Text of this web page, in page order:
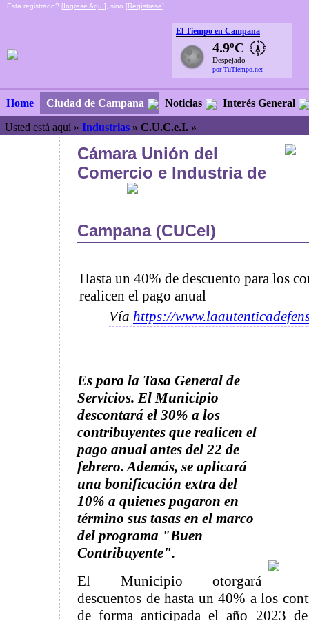
Está registrado? [Ingrese Aquí], sino [Regístrese]
El Tiempo en Campana
4.9ºC
Despejado
por TuTiempo.net
Home Ciudad de Campana Noticias Interés General
Usted está aquí » Industrias » C.U.C.e.I. »
Cámara Unión del
Comercio e Industria de
Campana (CUCeI)
Hasta un 40% de descuento para los
realicen el pago anual
Vía https://
Es para la Tasa General de
Servicios. El Municipio
descontará el 30% a los
contribuyentes que realicen el
pago anual antes del 22 de
febrero. Además, se aplicará
una bonificación extra del
10% a quienes pagaron en
término sus tasas en el marco
del programa "Buen
Contribuyente".
El Municipio otorgará
descuentos de hasta un 40% a los
de forma anticipada el año 2023